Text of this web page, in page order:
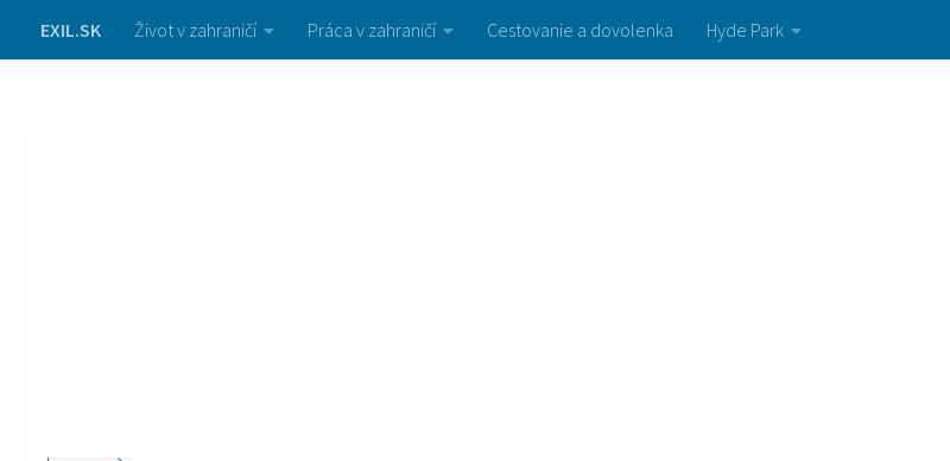
EXIL.SK Život v zahraničí Práca v zahraničí Cestovanie a dovolenka Hyde Park